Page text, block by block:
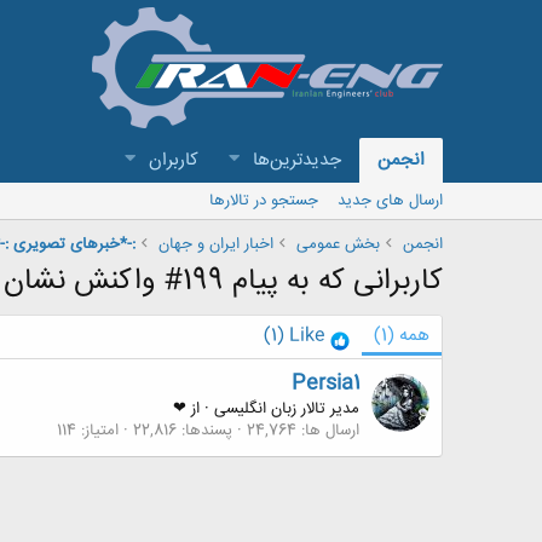
انجمن جدیدترین‌ها کاربران
ارسال های جدید
جستجو در تالارها
انجمن
بخش عمومی اخبار ايران و جهان :-*خبرهای تصویری
کاربرانی که به پیام 199# واکنش نشان داده اند
همه (1)
Like
(1)
Persia1
مدیر تالار زبان انگلیسی · از ❤
ارسال ها 24,764 پسندها 22,816 امتیاز 114